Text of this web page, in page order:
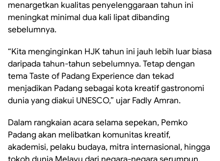
menargetkan kualitas penyelenggaraan tahun ini
meningkat minimal dua kali lipat dibanding
sebelumnya.
“Kita menginginkan HJK tahun ini jauh lebih luar biasa
daripada tahun-tahun sebelumnya. Tetap dengan
tema Taste of Padang Experience dan tekad
menjadikan Padang sebagai kota kreatif gastronomi
dunia yang diakui UNESCO,” ujar Fadly Amran.
Dalam rangkaian acara selama sepekan, Pemko
Padang akan melibatkan komunitas kreatif,
akademisi, pelaku budaya, mitra internasional, hingga